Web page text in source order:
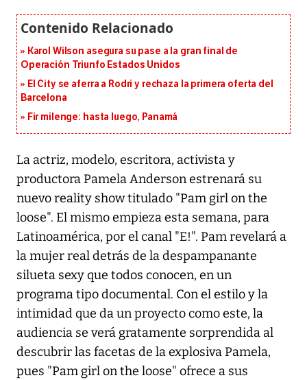
Karol Wilson asegura su pase a la gran final de
Operación Triunfo Estados Unidos
El City se aferra a Rodri y rechaza la primera oferta del
Barcelona
Fir milenge: hasta luego, Panamá
La actriz, modelo, escritora, activista y
productora Pamela Anderson estrenará su
nuevo reality show titulado "Pam girl on the
loose". El mismo empieza esta semana, para
Latinoamérica, por el canal "E!". Pam revelará a
la mujer real detrás de la despampanante
silueta sexy que todos conocen, en un
programa tipo documental. Con el estilo y la
intimidad que da un proyecto como este, la
audiencia se verá gratamente sorprendida al
descubrir las facetas de la explosiva Pamela,
pues "Pam girl on the loose" ofrece a sus